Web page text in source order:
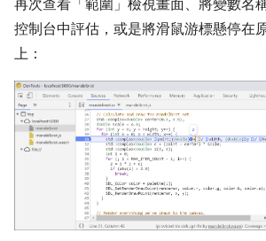
再次查看「範圍」 檢視畫面、將變數名
控制台中評估，或是將滑鼠游標懸停在
上：